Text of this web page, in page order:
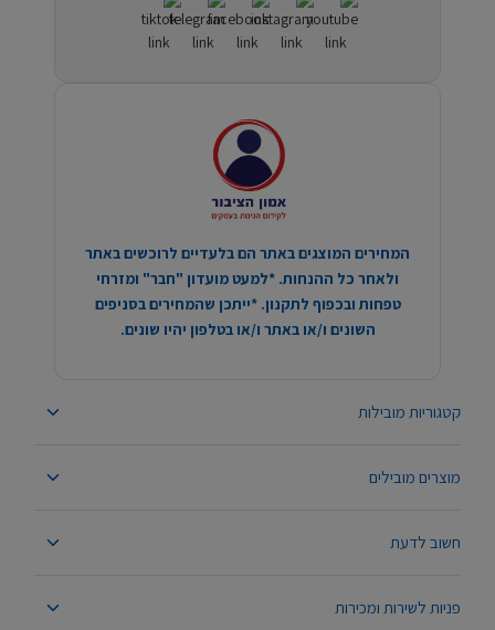
קטגוריות מובילות
מוצרים מובילים
חשוב לדעת
פניות לשירות ומכירות
המחירים המוצגים באתר הם בלעדיים לרוכשים באתר
ולאחר כל ההנחות. *למעט מועדון "חבר" ומזרחי
טפחות ובכפוף לתקנון. *ייתכן שהמחירים בסניפים
השונים ו/או באתר ו/או בטלפון יהיו שונים.